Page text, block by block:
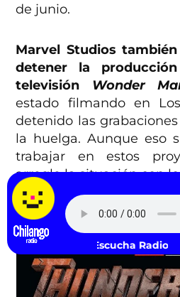
de junio.
Marvel Studios
detener la
televisión Wonder
estado filmando en
detenido las
la huelga. Aunque eso
trabajar en estos
arregle la situación con
Escucha Radio Chilango